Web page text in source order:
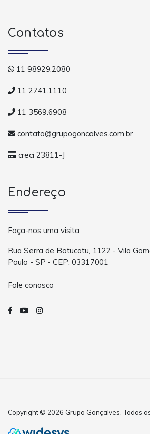
Contatos
11 98929.2080
11 2741.1110
11 3569.6908
contato@grupogoncalves.com.br
creci 23811-J
Endereço
Faça-nos uma visita
Rua Serra de Botucatu, 1122 - Vila
Paulo - SP - CEP: 03317001
Fale conosco
Copyright © 2026 Grupo Gonçalves. Todos